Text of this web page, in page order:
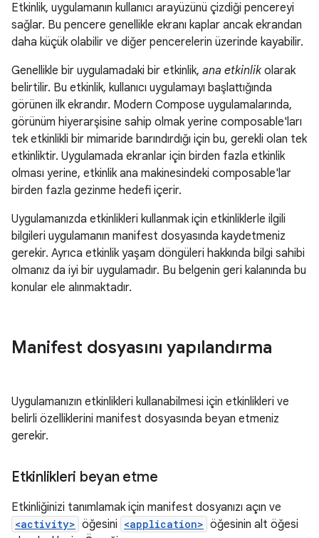
Etkinlik, uygulamanın kullanıcı arayüzünü çizdiği pencereyi
sağlar. Bu pencere genellikle ekranı kaplar ancak ekrandan
daha küçük olabilir ve diğer pencerelerin üzerinde kayabilir.
Genellikle bir uygulamadaki bir etkinlik, ana etkinlikolarak
belirtilir. Bu etkinlik, kullanıcı uygulamayı başlattığında
görünen ilk ekrandır. Modern Compose uygulamalarında,
görünüm hiyerarşisine sahip olmak yerine composable'ları
tek etkinlikli bir mimaride barındırdığı için bu, gerekli olan tek
etkinliktir. Uygulamada ekranlar için birden fazla etkinlik
olması yerine, etkinlik ana makinesindeki composable'lar
birden fazla gezinme hedefi içerir.
Uygulamanızda etkinlikleri kullanmak için etkinliklerle ilgili
bilgileri uygulamanın manifest dosyasında kaydetmeniz
gerekir. Ayrıca etkinlik yaşam döngüleri hakkında bilgi sahibi
olmanız da iyi bir uygulamadır. Bu belgenin geri kalanında bu
konular ele alınmaktadır.
Manifest dosyasını yapılandırma
Uygulamanızın etkinlikleri kullanabilmesi için etkinlikleri ve
belirli özelliklerini manifest dosyasında beyan etmeniz
gerekir.
Etkinlikleri beyan etme
Etkinliğinizi tanımlamak için manifest dosyanızı açın ve
<activity> öğesini <application> öğesinin alt öğesi